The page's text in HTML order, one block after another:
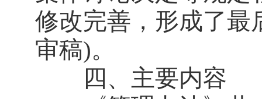
修改完善，形成了最
审稿)。
四、主要内容